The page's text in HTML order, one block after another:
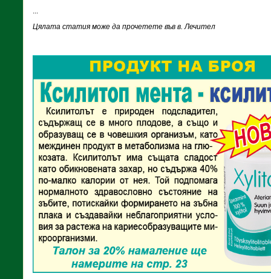
...
Цялата статия може да прочетете във в. Лечител